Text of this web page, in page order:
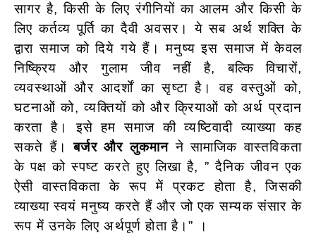
सागर है, किसी के लिए रंगीनियों का आलम और किसी के
लिए कर्तव्य पूर्ति का दैवी अवसर। ये सब अर्थ शक्ति के
द्वारा समाज को दिये गये हैं। मनुष्य इस समाज में केवल
निष्क्रिय और गुलाम जीव नहीं है, बल्कि विचारों,
व्यवस्थाओं और आदर्शों का सृष्टा है। वह वस्तुओं को,
घटनाओं को, व्यक्तियों कोऔर क्रियाओं को अर्थ प्रदान
करता है। इसे हम समाज की व्यष्टिवादी व्याख्या कह
सकते हैं।
बर्जर और लुकमान ने सामाजिक वास्तविकता
के पक्ष को स्पष्ट करते हुए लिखा है, ” दैनिक जीवन एक
ऐसी वास्तविकता के रूप में प्रकट होता है, जिसकी
व्याख्या स्वयं मनुष्य करते हैं और जो एक सम्यक संसार के
रूप में उनके लिए अर्थपूर्ण होता है।” ।